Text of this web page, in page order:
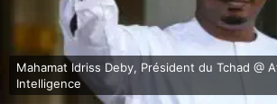
Mahamat Idriss Deby, Président du Tchad @
Intelligence